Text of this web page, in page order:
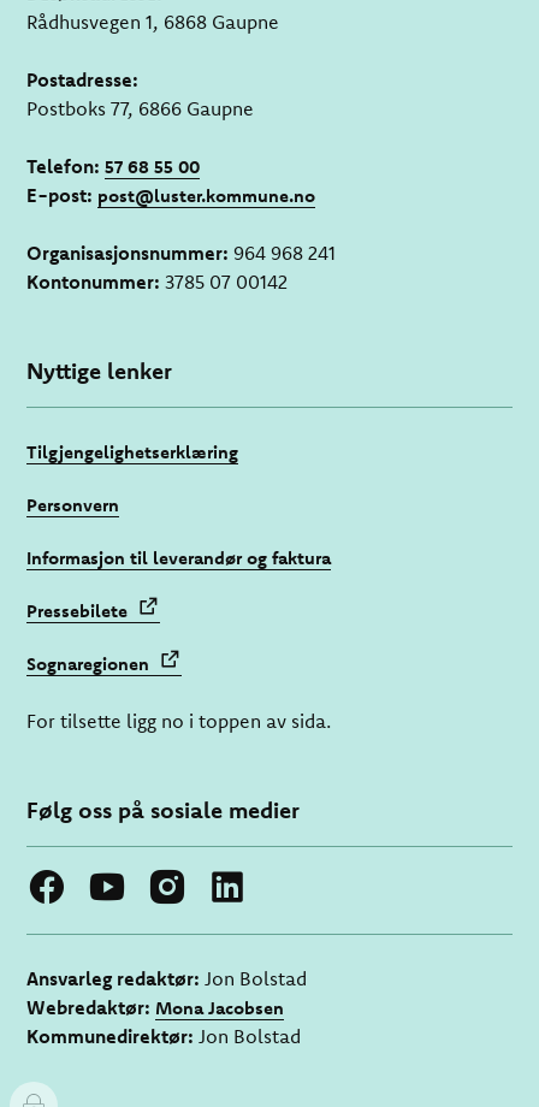
Rådhusvegen 1, 6868 Gaupne
Postadresse:
Postboks 77, 6866 Gaupne
Telefon: 57 68 55 00
E-post: post@luster.kommune.no
Organisasjonsnummer: 964 968 241
Kontonummer: 3785 07 00142
Nyttige lenker
Tilgjengelighetserklæring
Personvern
Informasjon til leverandør og faktura
Pressebilete
Sognaregionen
For tilsette ligg no i toppen av sida.
Følg oss på sosiale medier
Ansvarleg redaktør: Jon Bolstad
Webredaktør: Mona Jacobsen
Kommunedirektør: Jon Bolstad